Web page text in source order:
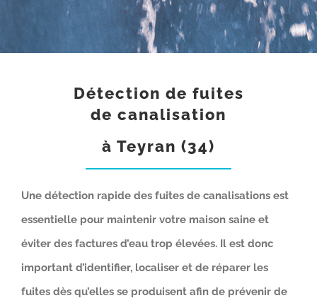
Détection de fuites
de canalisation
à Teyran (34)
Une détection rapide des fuites de canalisations est
essentielle pour maintenir votre maison saine et
éviter des factures d’eau trop élevées. Il est donc
important d’identifier, localiser et de réparer les
fuites dès qu’elles se produisent afin de prévenir de